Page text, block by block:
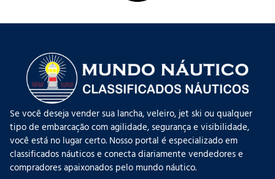
Se você deseja vender sua lancha, veleiro, jet ski ou qualquer
tipo de embarcação com agilidade, segurança e visibilidade,
você está no lugar certo. Nosso portal é especializado em
classificados náuticos e conecta diariamente vendedores e
compradores apaixonados pelo mundo náutico.